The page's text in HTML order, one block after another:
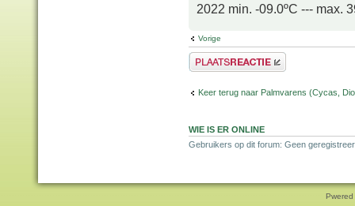
2022 min. -09.0ºC --- max.
Vorige
Plaats een reactie
Keer terug naar Palmvarens (Cycas,
WIE IS ER ONLINE
Gebruikers op dit forum: Geen